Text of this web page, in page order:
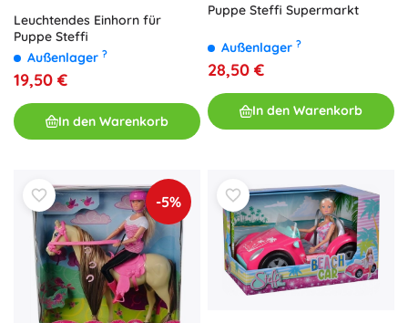
Leuchtendes Einhorn für
Puppe Steffi
Außenlager ?
19,50 €
In den Warenkorb
Puppe Steffi Supermarkt
Außenlager ?
28,50 €
In den Warenkorb
-5%